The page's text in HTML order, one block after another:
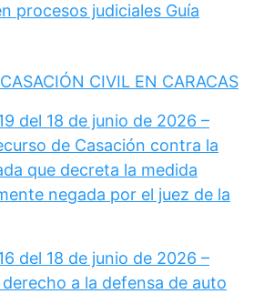
procesos judiciales Guía
CIVIL EN CARACAS
del 18 de junio de 2026 –
de Casación contra la
que decreta la medida
negada por el juez de la
del 18 de junio de 2026 –
a la defensa de auto